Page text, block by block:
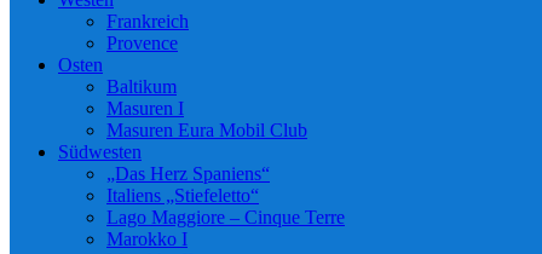
Frankreich
Provence
Osten
Baltikum
Masuren I
Masuren Eura Mobil Club
Südwesten
„Das Herz Spaniens“
Italiens „Stiefeletto“
Lago Maggiore – Cinque Terre
Marokko I